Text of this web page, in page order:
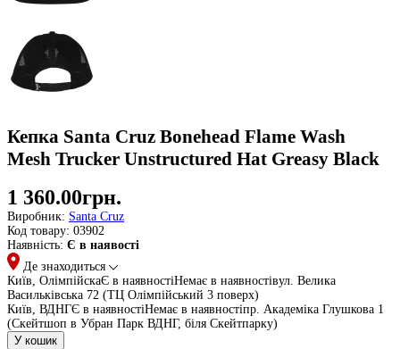
Кепкa Santa Cruz Bonehead Flame Wash
Mesh Trucker Unstructured Hat Greasy Black
1 360.00грн.
Виробник: Santa Cruz
Код товару: 03902
Наявність: Є в наявості
Де знаходиться
Київ, ОлімпійскаЄ в наявностіНемає в наявностівул. Велика
Васильківська 72 (ТЦ Олімпійський 3 поверх)
Київ, ВДНГЄ в наявностіНемає в наявностіпр. Академіка Глушкова 1
(Скейтшоп в Убран Парк ВДНГ, біля Скейтпарку)